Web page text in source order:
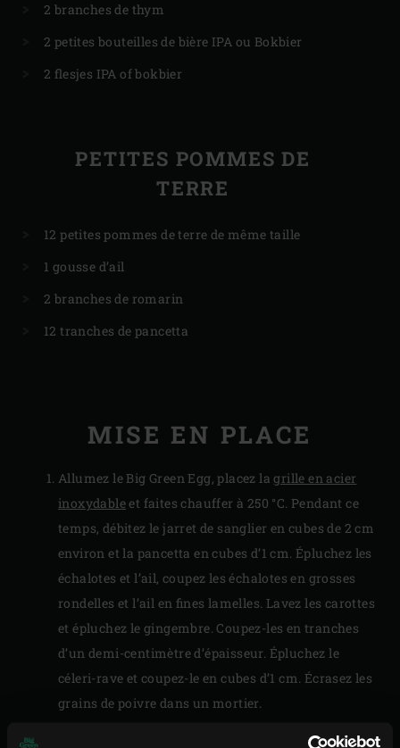
2 branches de thym
2 petites bouteilles de bière IPA ou Bokbier
2 flesjes IPA of bokbier
PETITES POMMES DE
TERRE
12 petites pommes de terre de même taille
1 gousse d’ail
2 branches de romarin
12 tranches de pancetta
MISE EN PLACE
Allumez le Big Green Egg, placez lagrille en acier
inoxydableet faites chauffer à 250 °C. Pendant ce
temps, débitez le jarret de sanglier en cubes de 2 cm
environ et la pancetta en cubes d’1 cm. Épluchez les
échalotes et l’ail, coupez les échalotes en grosses
rondelles et l’ail en fines lamelles. Lavez les carottes
et épluchez le gingembre. Coupez-les en tranches
d’un demi-centimètre d’épaisseur. Épluchez le
céleri-rave et coupez-le en cubes d’1 cm. Écrasez les
grains de poivre dans un mortier.